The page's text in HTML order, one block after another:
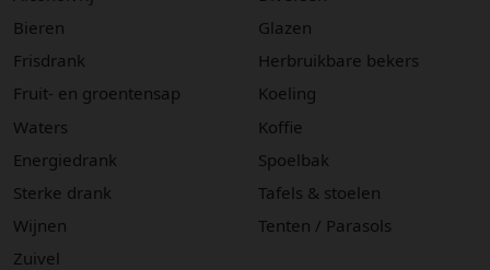
Bieren
Frisdrank
Fruit- en groentensap
Waters
Energiedrank
Sterke drank
Wijnen
Zuivel
Glazen
Herbruikbare bekers
Koeling
Koffie
Spoelbak
Tafels & stoelen
Tenten / Parasols